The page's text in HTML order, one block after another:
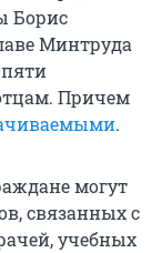
Борис
Минтруда
Причем
.
могут
связанных с
учебных